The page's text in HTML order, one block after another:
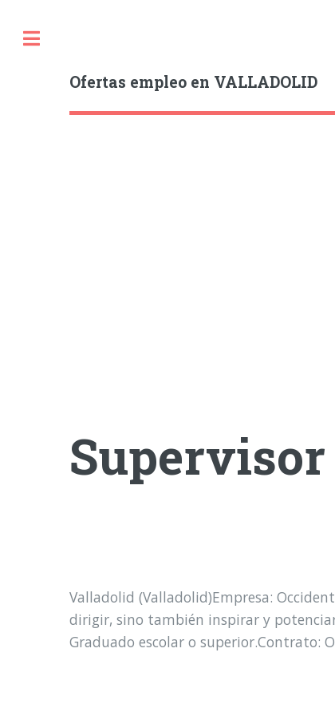
Ofertas empleo en VALLADOLID
Valladolid (Valladolid)Empresa:
dirigir, sino también inspirar y
Graduado escolar o superior.Contrato: